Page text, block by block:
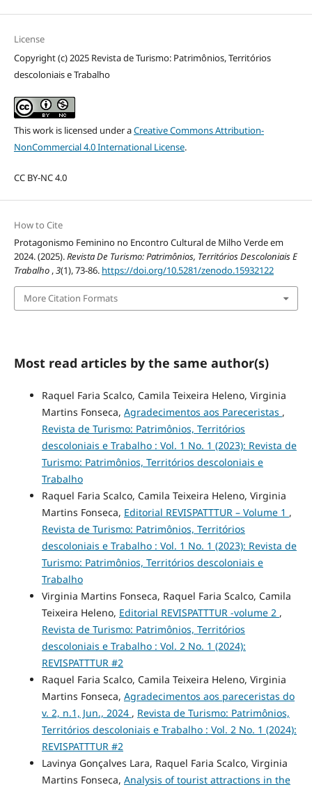
License
Copyright (c) 2025 Revista de Turismo: Patrimônios, Territórios
descoloniais e Trabalho
This work is licensed under aCreative Commons Attribution-
NonCommercial 4.0 International License.
CC BY-NC 4.0
How to Cite
Protagonismo Feminino no Encontro Cultural de Milho Verde em
2024. (2025).Revista De Turismo: Patrimônios, Territórios Descoloniais E
Trabalho ,3(1), 73-86. https://doi.org/10.5281/zenodo.15932122
More Citation Formats
Most read articles by the same author(s)
Raquel Faria Scalco, Camila Teixeira Heleno, Virginia
Martins Fonseca, Agradecimentos aos Pareceristas ,
Revista de Turismo: Patrimônios, Territórios
descoloniais e Trabalho : Vol. 1 No. 1 (2023): Revista de
Turismo: Patrimônios, Territórios descoloniais e
Trabalho
Raquel Faria Scalco, Camila Teixeira Heleno, Virginia
Martins Fonseca, Editorial REVISPATTTUR – Volume 1 ,
Revista de Turismo: Patrimônios, Territórios
descoloniais e Trabalho : Vol. 1 No. 1 (2023): Revista de
Turismo: Patrimônios, Territórios descoloniais e
Trabalho
Virginia Martins Fonseca, Raquel Faria Scalco, Camila
Teixeira Heleno, Editorial REVISPATTTUR -volume 2 ,
Revista de Turismo: Patrimônios, Territórios
descoloniais e Trabalho : Vol. 2 No. 1 (2024):
REVISPATTTUR #2
Raquel Faria Scalco, Camila Teixeira Heleno, Virginia
Martins Fonseca, Agradecimentos aos pareceristas do
v. 2, n.1, Jun., 2024 , Revista de Turismo: Patrimônios,
Territórios descoloniais e Trabalho : Vol. 2 No. 1 (2024):
REVISPATTTUR #2
Lavinya Gonçalves Lara, Raquel Faria Scalco, Virginia
Martins Fonseca, Analysis of tourist attractions in the